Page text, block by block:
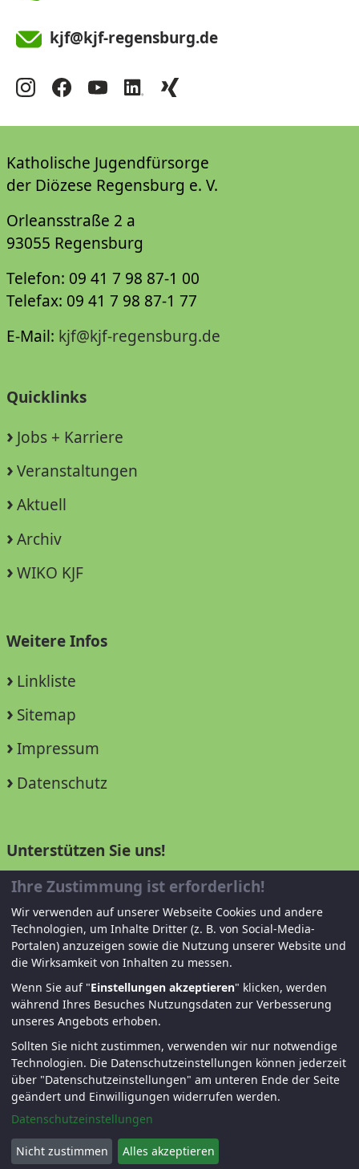
kjf@kjf-regensburg.de
Katholische Jugendfürsorge
der Diözese Regensburg e. V.
Orleansstraße 2 a
93055 Regensburg
Telefon: 09 41 7 98 87-1 00
Telefax: 09 41 7 98 87-1 77
E-Mail: kjf@kjf-regensburg.de
Quicklinks
Jobs + Karriere
Veranstaltungen
Aktuell
Archiv
WIKO KJF
Weitere Infos
Linkliste
Sitemap
Impressum
Datenschutz
Unterstützen Sie uns!
Mitglied werden
Spenden und helfen
© KJF Regensburg – Alle Rechte vorbehalten. |
Fernwartung|Anmelden
Ihre Zustimmung ist erforderlich!
Wir verwenden auf unserer Webseite Cookies und andere
Technologien, um Inhalte Dritter (z. B. von Social-Media-
Portalen) anzuzeigen sowie die Nutzung unserer Website und
die Wirksamkeit von Inhalten zu messen.
Wenn Sie auf "Einstellungen akzeptieren" klicken, werden
während Ihres Besuches Nutzungsdaten zur Verbesserung
unseres Angebots erhoben.
Sollten Sie nicht zustimmen, verwenden wir nur notwendige
Technologien. Die Datenschutzeinstellungen können jederzeit
über "Datenschutzeinstellungen" am unteren Ende der Seite
geändert und Einwilligungen widerrufen werden.
Datenschutzeinstellungen
Nicht zustimmen Alles akzeptieren